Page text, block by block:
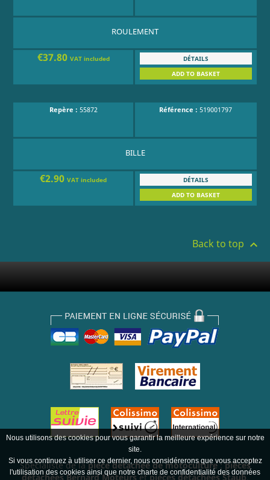
ROULEMENT
€37.80 VAT included
DÉTAILS
ADD TO BASKET
Repère : 55872 Référence : 519001797
BILLE
€2.90VAT included
DÉTAILS
ADD TO BASKET
Back to top 
Nous utilisons des cookies pour vous garantir la meilleure expérience sur notre
site.
Si vous continuez à utiliser ce dernier, nous considérerons que vous acceptez
l'utilisation des cookies ainsi que notre charte de confidentialité des données
Spécialiste de lapièce détachée de motoculture:pièces
détachées Bernard Moteursetpièces détachées Staub.